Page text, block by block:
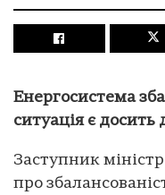
Енергосистема
ситуація є
Заступник
про